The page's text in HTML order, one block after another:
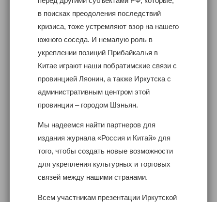
в поисках преодоления последствий
кризиса, тоже устремляют взор на нашего
южного соседа. И немалую роль в
укреплении позиций Прибайкалья в
Китае играют наши побратимские связи с
провинцией Ляонин, а также Иркутска с
административным центром этой
провинции – городом Шэньян.
Мы надеемся найти партнеров для
издания журнала «Россия и Китай» для
того, чтобы создать новые возможности
для укрепления культурных и торговых
связей между нашими странами.
Всем участникам презентации Иркутской